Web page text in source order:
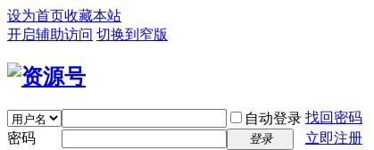
设为首页收藏本站
开启辅助访问 切换到窄版
自动登录 找回密码
密码
登录 立即注册